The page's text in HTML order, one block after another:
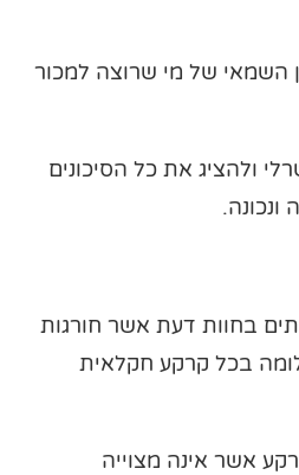
את תקן 22 מכין השמאי של מי שרוצה למכור
ולהציג את כל הסיכונים
ונכונה.
בחוות דעת אשר חורגות
בכל קרקע חקלאית
אשר אינה מצוייה